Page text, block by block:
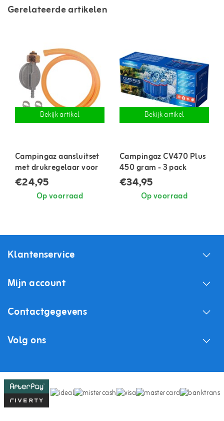
Gerelateerde artikelen
Bekijk artikel
Campingaz aansluitset
met drukregelaar voor
gasapparatuur
€24,95
Op voorraad
Bekijk artikel
Campingaz CV470 Plus
450 gram - 3 pack
€34,95
Op voorraad
Klantenservice
Mijn account
Contactgegevens
Volg ons